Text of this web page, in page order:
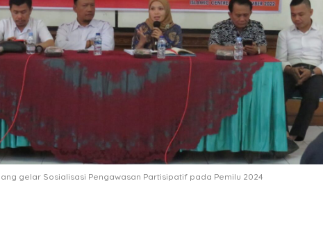
gelar Sosialisasi Pengawasan Partisipatif pada Pemilu 2024